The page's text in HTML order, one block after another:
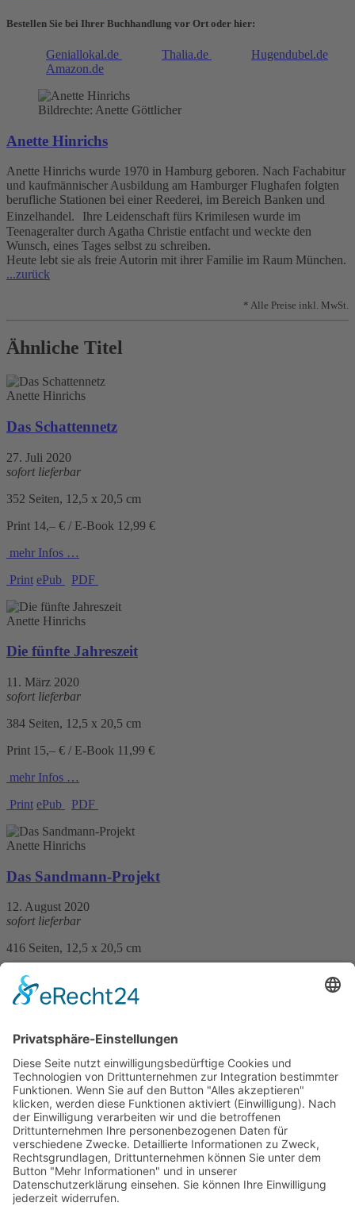
Bestellen Sie bei Ihrer Buchhandlung vor Ort oder hier:
Geniallokal.de Thalia.de
Hugendubel.de
Amazon.de
Bildrechte: Anette Göttlicher
Anette Hinrichs
Anette Hinrichs wurde 1970 in Hamburg geboren. Nach Fachabitur
und kaufmännischer Ausbildung am Hamburger Flughafen folgten
berufliche Stationen bei einer Reederei, im Bereich Banken und
Einzelhandel. Ihre Leidenschaft fürs Krimilesen wurde im
Teenageralter durch Agatha Christie entfacht und weckte den
Wunsch, eines Tages selbst zu schreiben.
Heute lebt sie als freie Autorin mit ihrer Familie im Raum München.
...zurück
* Alle Preise inkl. MwSt.
Ähnliche Titel
Anette Hinrichs
Das Schattennetz
27. Juli 2020
sofort lieferbar
352 Seiten, 12,5 x 20,5 cm
Print 14,– € / E-Book 12,99 €
mehr Infos …
Print ePub PDF
Anette Hinrichs
Die fünfte Jahreszeit
11. März 2020
sofort lieferbar
384 Seiten, 12,5 x 20,5 cm
Print 15,– € / E-Book 11,99 €
mehr Infos …
Print ePub PDF
Anette Hinrichs
Das Sandmann-Projekt
12. August 2020
sofort lieferbar
416 Seiten, 12,5 x 20,5 cm
Print 15,– € / E-Book 10,99 €
mehr Infos …
Esther Copia
Der Pate von Darmstadt
12. April 2023
sofort lieferbar
448 Seiten, 12,5 x 20,5 cm
Print 17,– € / E-Book 12,99 €